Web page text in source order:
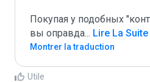
Покупая у подобных
вы оправда... Lire La Suite
Montrer la traduction
Utile